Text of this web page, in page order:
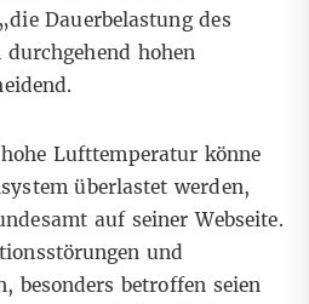
Dauerbelastung des
hohen
Lufttemperatur könne
überlastet werden,
auf seinerWebseite.
und
besonders betroffen seien